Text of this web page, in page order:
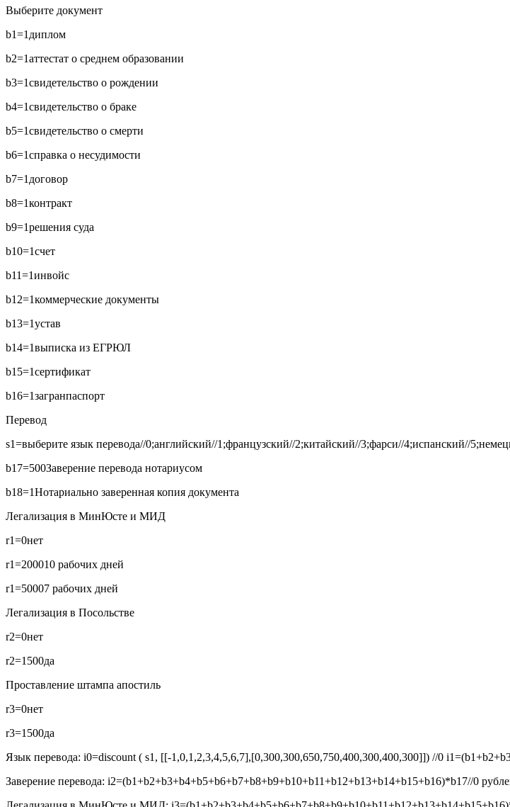
Выберите документ
b1=1 диплом
b2=1аттестат о среднем образовании
b3=1свидетельство о рождении
b4=1свидетельство о браке
b5=1свидетельство о смерти
b6=1справка о несудимости
b7=1 договор
b8=1контракт
b9=1решения суда
b10=1счет
b11=1инвойс
b12=1коммерческие документы
b13=1устав
b14=1выписка из ЕГРЮЛ
b15=1сертификат
b16=1загранпаспорт
Перевод
s1=выберите язык перевода//0;английский//1;французский//2;китайский//3;фарси//4;испанский//
b17=500Заверение перевода нотариусом
b18=1Нотариально заверенная копия документа
Легализация в МинЮсте и МИД
r1=0нет
r1=200010 рабочих дней
r1=50007 рабочих дней
Легализация в Посольстве
r2=0нет
r2=1500да
Проставление штампа апостиль
r3=0нет
r3=1500да
Язык перевода: i0=discount ( s1, [[-1,0,1,2,3,4,5,6,7],[0,300,300,650,750,400,300,400,300]]) //0
Заверение перевода: i2=(b1+b2+b3+b4+b5+b6+b7+b8+b9+b10+b11+b12+b13+b14+b15+b16)*b17//0